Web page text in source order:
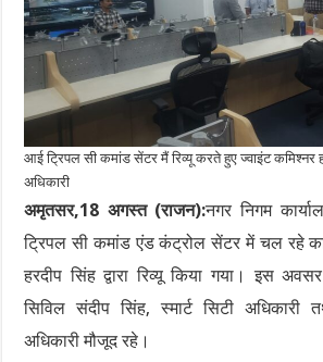
आई ट्रिपल सी कमांड सेंटर मैं रिव्यू करते हुए ज्वाइंट कमिश्नर
अधिकारी
अमृतसर,18 अगस्त (राजन):नगर निगम
ट्रिपल सी कमांड एंड कंट्रोल सेंटर में चल रहे
हरदीप सिंह द्वारा रिव्यू किया गया। इस
सिविल संदीप सिंह, स्मार्ट सिटी अधिकारी
अधिकारी मौजूद रहे।